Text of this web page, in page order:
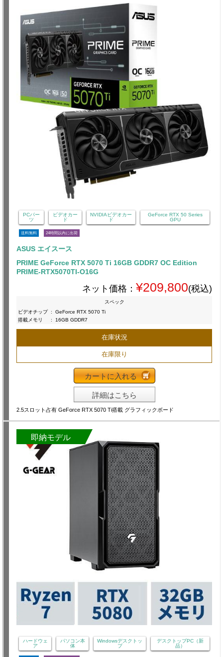
PCパー
ツ
ビデオカー
ド
NVIDIAビデオカー
ド
GeForce RTX 50 Series
GPU
送料無料 24時間以内に出荷
ASUS エイスース
PRIME GeForce RTX 5070 Ti 16GB GDDR7 OC Edition
PRIME-RTX5070TI-O16G
ネット価格： ¥209,800(税込)
スペック
ビデオチップ :
GeForce RTX 5070 Ti
搭載メモリ
: 16GB GDDR7
在庫状況
在庫限り
カートに入れる
詳細はこちら
2.5スロット占有 GeForce RTX 5070 Ti搭載 グラフィックボード
即納モデル
ハードウェ
ア
パソコン本
体
Windowsデスクトッ
プ
デスクトップPC（新
品）